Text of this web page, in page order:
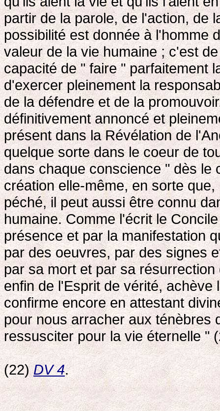
partir de la parole, de l'action, de
possibilité est donnée à l'homme
valeur de la vie humaine ; c'est
capacité de " faire " parfaitement
d'exercer pleinement la
de la défendre et de la
définitivement annoncé et
présent dans la Révélation de
quelque sorte dans le coeur de
dans chaque conscience " dès le
création elle-même, en sorte
péché, il peut aussi être connu
humaine. Comme l'écrit le
présence et par la manifestation
par des oeuvres, par des signes
par sa mort et par sa
enfin de l'Esprit de vérité,
confirme encore en attestant
pour nous arracher aux ténèbres
ressusciter pour la vie éternelle "
(22)DV 4.